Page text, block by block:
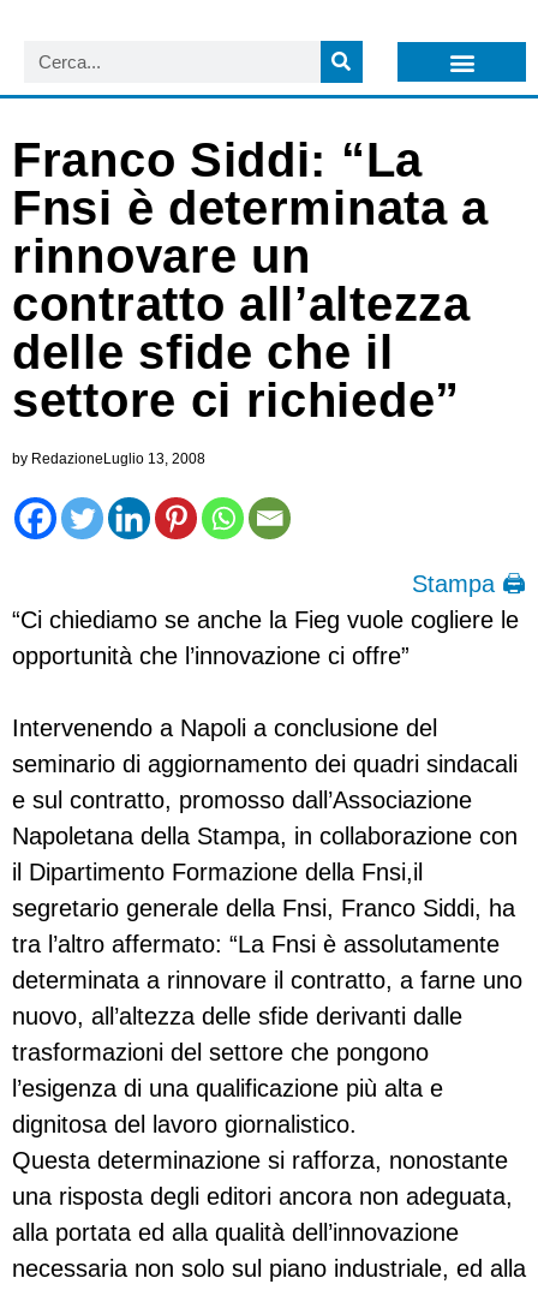
Franco Siddi: “La
Fnsi è determinata a
rinnovare un
contratto all’altezza
delle sfide che il
settore ci richiede”
by Redazione Luglio 13, 2008
Stampa 🖨
“Ci chiediamo se anche la Fieg vuole cogliere le
opportunità che l’innovazione ci offre”
Intervenendo a Napoli a conclusione del
seminario di aggiornamento dei quadri sindacali
e sul contratto, promosso dall’Associazione
Napoletana della Stampa, in collaborazione con
il Dipartimento Formazione della Fnsi,il
segretario generale della Fnsi, Franco Siddi, ha
tra l’altro affermato: “La Fnsi è assolutamente
determinata a rinnovare il contratto, a farne uno
nuovo, all’altezza delle sfide derivanti dalle
trasformazioni del settore che pongono
l’esigenza di una qualificazione più alta e
dignitosa del lavoro giornalistico.
Questa determinazione si rafforza, nonostante
una risposta degli editori ancora non adeguata,
alla portata ed alla qualità dell’innovazione
necessaria non solo sul piano industriale, ed alla